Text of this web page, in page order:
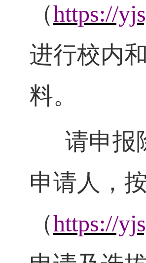
（https://
进行校内
料。
请申报
申请人，
（https://